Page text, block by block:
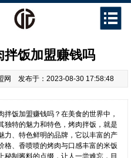
饮资讯 加盟问答
拌饭加盟赚钱吗
网 发布于：2023-08-30 17:58:48
拌饭加盟赚钱吗？在美食的世界中，
独特的魅力和特色，烤肉拌饭，就是
力、特色鲜明的品牌，它以丰富的产
格、香喷喷的烤肉与口感丰富的米饭
秘制酱料的点缀，让人一尝难忘，目